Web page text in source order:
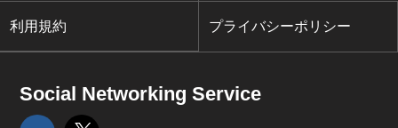
利用規約 プライバシーポリシー
Social Networking Service